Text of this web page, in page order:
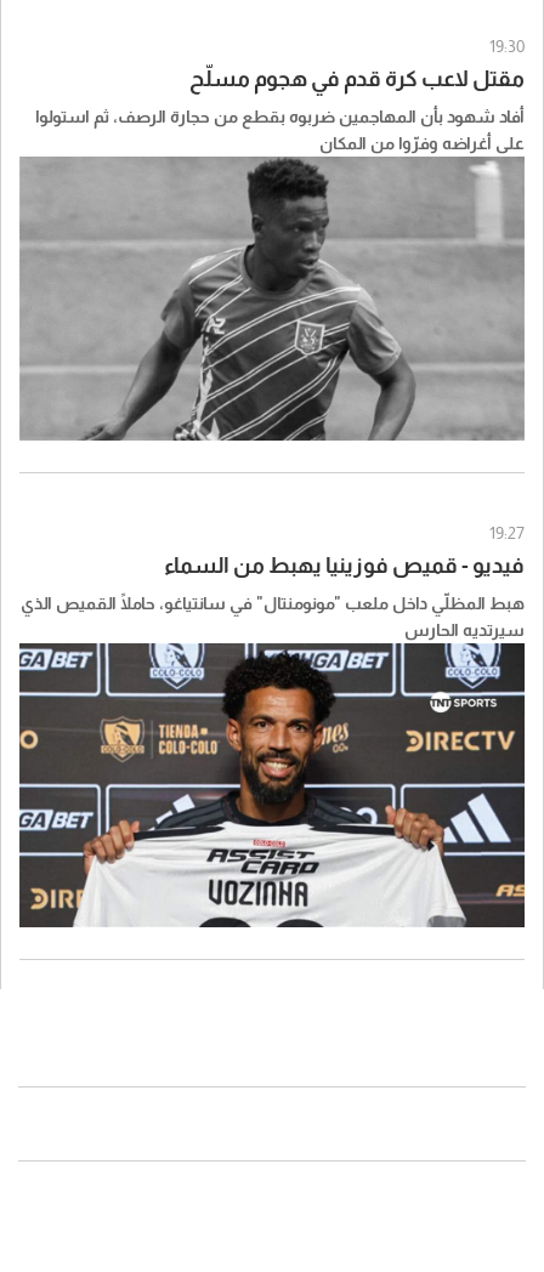
19:30
مقتل لاعب كرة قدم في هجوم مسلّح
أفاد شهود بأن المهاجمين ضربوه بقطع من حجارة الرصف، ثم استولوا
على أغراضه وفرّوا من المكان
19:27
فيديو - قميص فوزينيا يهبط من السماء
هبط المظلّي داخل ملعب "مونومنتال" في سانتياغو، حاملًا القميص الذي
سيرتديه الحارس